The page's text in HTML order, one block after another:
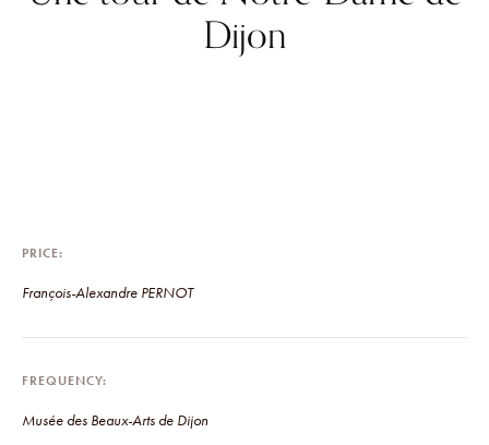
Dijon
PRICE
François-Alexandre PERNOT
FREQUENCY
Musée des Beaux-Arts de Dijon